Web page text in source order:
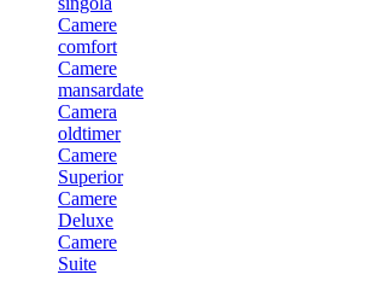
Camere
comfort
Camere
mansardate
Camera
oldtimer
Camere
Superior
Camere
Deluxe
Camere
Suite